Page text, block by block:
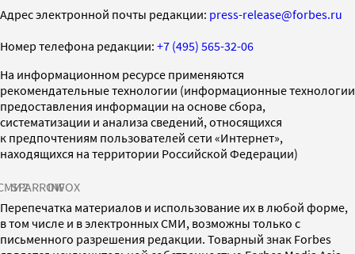
Адрес электронной почты редакции: press-release@forbes.ru
Номер телефона редакции: +7 (495) 565-32-06
На информационном ресурсе применяются
рекомендательные технологии (информационные технологии
предоставления информации на основе сбора,
систематизации и анализа сведений, относящихся
к предпочтениям пользователей сети «Интернет»,
находящихся на территории Российской Федерации)
SPARROWINFOX
Перепечатка материалов и использование их в любой форме,
в том числе и в электронных СМИ, возможны только с
письменного разрешения редакции. Товарный знак Forbes